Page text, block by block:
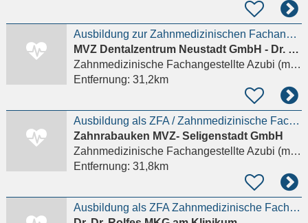
Ausbildung zur Zahnmedizinischen Fachangestellten - ZFA (m/w/d)
MVZ Dentalzentrum Neustadt GmbH - Dr. Karin Fiedler Dr. Michael Rusetzki Zahnärzte
Zahnmedizinische Fachangestellte Azubi (m/w/d)
Entfernung: 31,2km
Ausbildung als ZFA / Zahnmedizinische Fachangestellte (m/w/d) 2026
Zahnrabauken MVZ- Seligenstadt GmbH
Zahnmedizinische Fachangestellte Azubi (m/w/d)
Entfernung: 31,8km
Ausbildung als ZFA Zahnmedizinische Fachangestellte (m/w/d) 2026